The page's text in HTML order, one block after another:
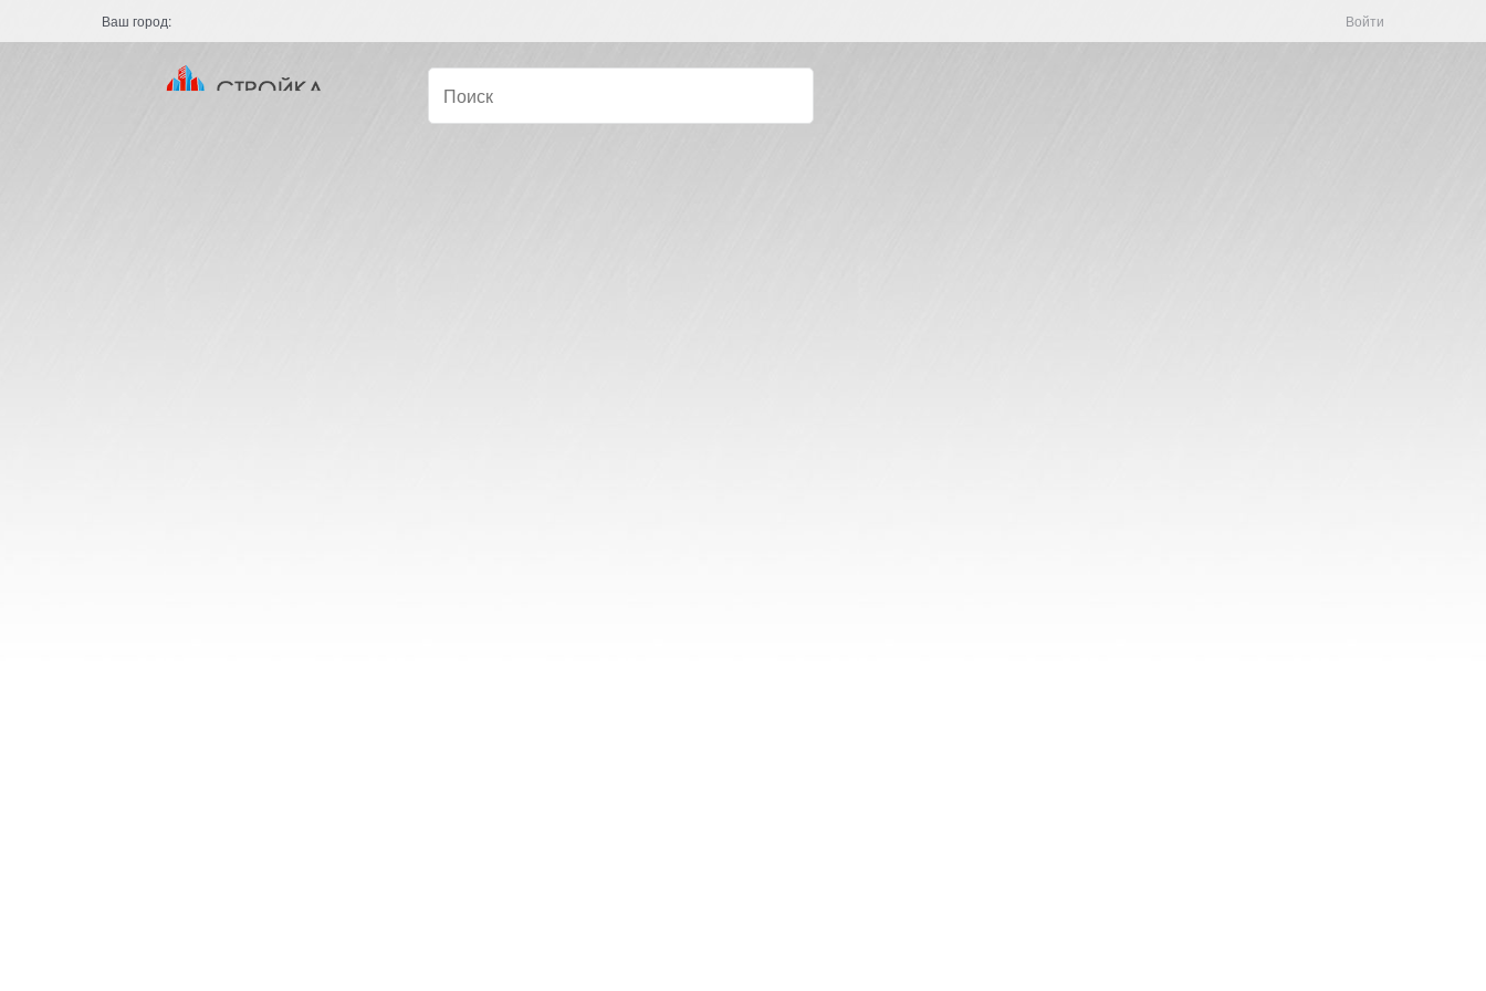
Ваш город: Войти